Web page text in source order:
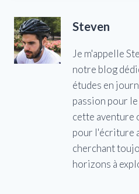
Steven
Je m'appelle
notre blog
études en
passion pour
cette aventure
pour l'écriture
cherchant
horizons à